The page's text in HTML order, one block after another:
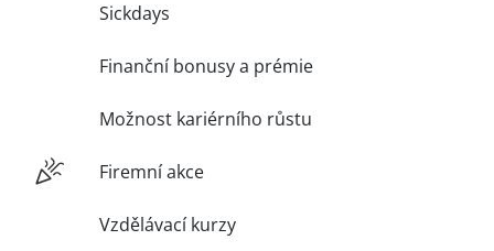
Sickdays
Finanční bonusy a prémie
Možnost kariérního růstu
Firemní akce
Vzdělávací kurzy